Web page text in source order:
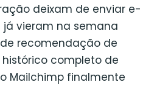
deixam de enviar e-
vieram na semana
recomendação de
completo de
Mailchimp finalmente